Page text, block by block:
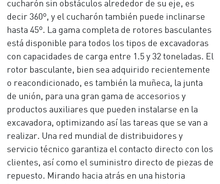
cucharón sin obstáculos alrededor de su eje, es
decir 360º, y el cucharón también puede inclinarse
hasta 45º. La gama completa de rotores basculantes
está disponible para todos los tipos de excavadoras
con capacidades de carga entre 1.5 y 32 toneladas. El
rotor basculante, bien sea adquirido recientemente
o reacondicionado, es también la muñeca, la junta
de unión, para una gran gama de accesorios y
productos auxiliares que pueden instalarse en la
excavadora, optimizando así las tareas que se van a
realizar. Una red mundial de distribuidores y
servicio técnico garantiza el contacto directo con los
clientes, así como el suministro directo de piezas de
repuesto. Mirando hacia atrás en una historia